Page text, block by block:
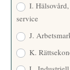
I.
service
J.
K.